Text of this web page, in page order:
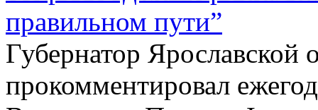
правильном пути”
Губернатор Ярославской
прокомментировал